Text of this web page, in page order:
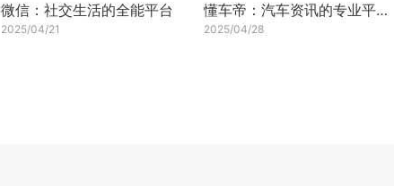
微信：社交生活的全能平台
2025/04/21
懂车帝：汽车资讯的专业平台
2025/04/28